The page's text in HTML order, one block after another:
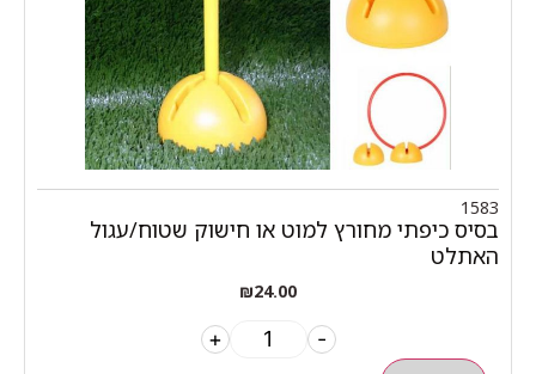
1583
בסיס כיפתי מחורץ למוט או חישוק שטוח/עגול
האתלט
₪24.00
-
+